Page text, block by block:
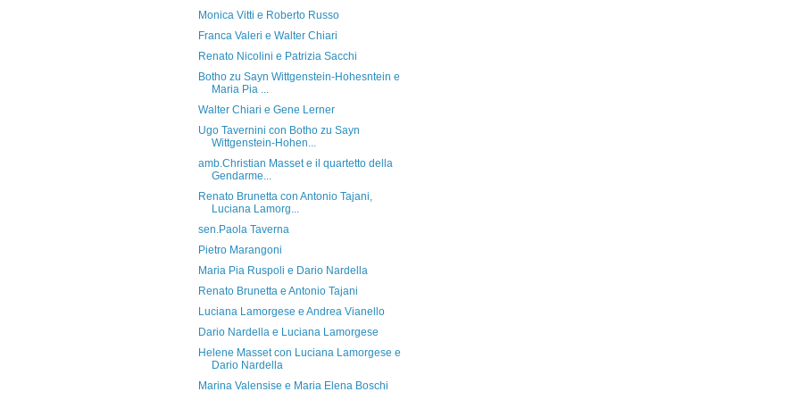
Monica Vitti e Roberto Russo
Franca Valeri e Walter Chiari
Renato Nicolini e Patrizia Sacchi
Botho zu Sayn Wittgenstein-Hohesntein e
Maria Pia ...
Walter Chiari e Gene Lerner
Ugo Tavernini con Botho zu Sayn
Wittgenstein-Hohen...
amb.Christian Masset e il quartetto della
Gendarme...
Renato Brunetta con Antonio Tajani,
Luciana Lamorg...
sen.Paola Taverna
Pietro Marangoni
Maria Pia Ruspoli e Dario Nardella
Renato Brunetta e Antonio Tajani
Luciana Lamorgese e Andrea Vianello
Dario Nardella e Luciana Lamorgese
Helene Masset con Luciana Lamorgese e
Dario Nardella
Marina Valensise e Maria Elena Boschi